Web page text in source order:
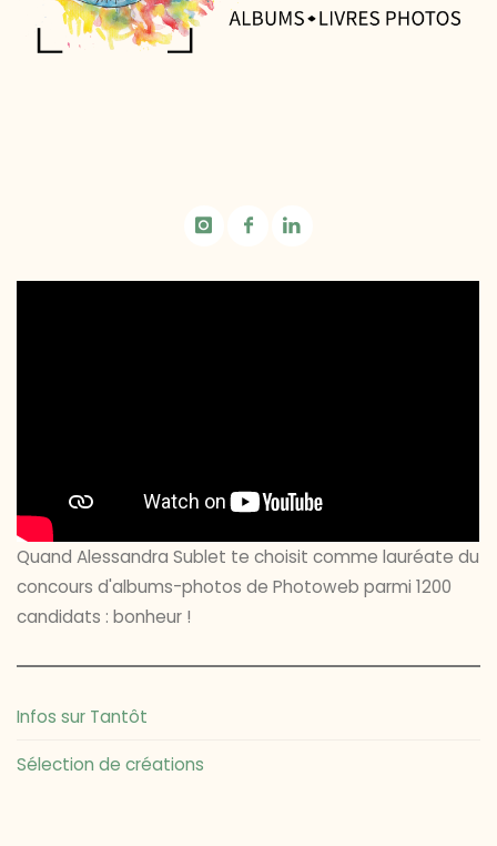
Quand Alessandra Sublet te choisit comme lauréate du
concours d'albums-photos de Photoweb parmi 1200
candidats : bonheur !
Infos sur Tantôt
Sélection de créations